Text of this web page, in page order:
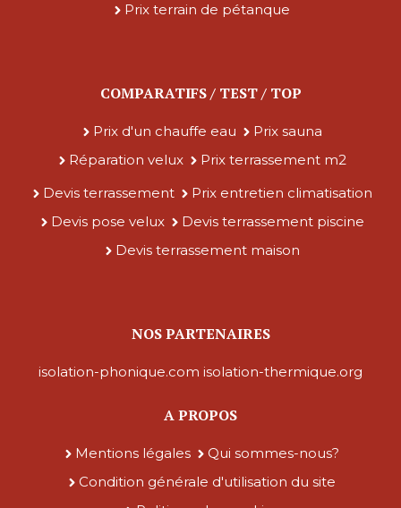
Prix terrain de pétanque
COMPARATIFS / TEST / TOP
Prix d'un chauffe eau
Prix sauna
Réparation velux
Prix terrassement m2
Devis terrassement
Prix entretien climatisation
Devis pose velux
Devis terrassement piscine
Devis terrassement maison
NOS PARTENAIRES
isolation-phonique.com isolation-thermique.org
A PROPOS
Mentions légales
Qui sommes-nous?
Condition générale d'utilisation du site